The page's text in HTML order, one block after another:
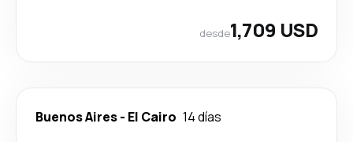
desde1,709 USD
Buenos Aires- El Cairo 14 días